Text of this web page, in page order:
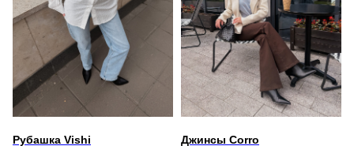
Рубашка Vishi Джинсы Corro